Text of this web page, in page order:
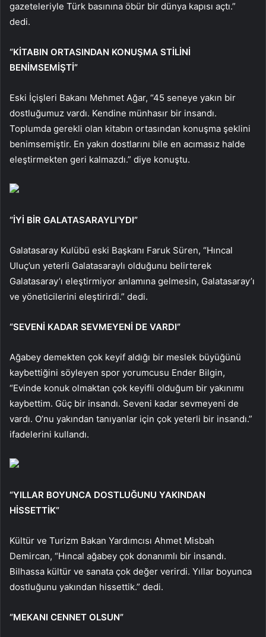
gazeteleriyle Türk basınına öbür bir dünya kapısı açtı.”
dedi.
“KİTABIN ORTASINDAN KONUŞMA STİLİNİ
BENİMSEMİŞTİ”
Eski İçişleri Bakanı Mehmet Ağar, “45 seneye yakın bir
dostluğumuz vardı. Kendine münhasır bir insandı.
Toplumda gerekli olan kitabın ortasından konuşma şeklini
benimsemiştir. En yakın dostlarını bile en acımasız halde
eleştirmekten geri kalmazdı.” diye konuştu.
“İYİ BİR GALATASARAYLI’YDI”
Galatasaray Kulübü eski Başkanı Faruk Süren, “Hıncal
Uluç’un yeterli Galatasaraylı olduğunu belirterek
Galatasaray’ı eleştirmiyor anlamına gelmesin, Galatasaray’ı
ve yöneticilerini eleştirirdi.” dedi.
“SEVENİ KADAR SEVMEYENİ DE VARDI”
Ağabey demekten çok keyif aldığı bir meslek büyüğünü
kaybettiğini söyleyen spor yorumcusu Ender Bilgin,
“Evinde konuk olmaktan çok keyifli olduğum bir yakınımı
kaybettim. Güç bir insandı. Seveni kadar sevmeyeni de
vardı. O’nu yakından tanıyanlar için çok yeterli bir insandı.”
ifadelerini kullandı.
“YILLAR BOYUNCA DOSTLUĞUNU YAKINDAN
HİSSETTİK”
Kültür ve Turizm Bakan Yardımcısı Ahmet Misbah
Demircan, “Hıncal ağabey çok donanımlı bir insandı.
Bilhassa kültür ve sanata çok değer verirdi. Yıllar boyunca
dostluğunu yakından hissettik.” dedi.
“MEKANI CENNET OLSUN”